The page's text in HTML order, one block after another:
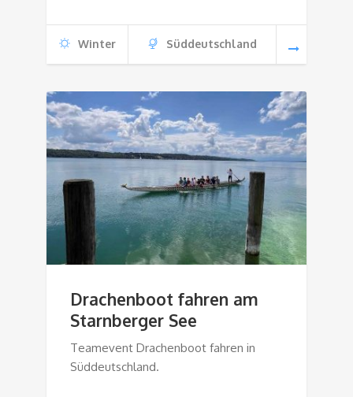
Winter Süddeutschland
Drachenboot fahren am
Starnberger See
Teamevent Drachenboot fahren in
Süddeutschland.